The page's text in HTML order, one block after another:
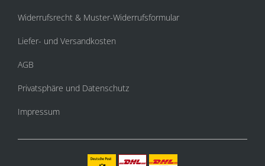
Widerrufsrecht & Muster-Widerrufsformular
Liefer- und Versandkosten
AGB
Privatsphäre und Datenschutz
Impressum